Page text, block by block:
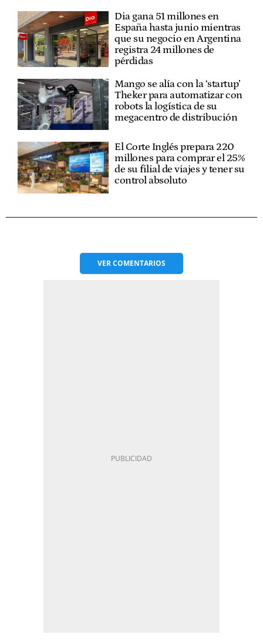
Dia gana 51 millones en
España hasta junio mientras
que su negocio en Argentina
registra 24 millones de
pérdidas
Mango se alía con la ‘startup’
Theker para automatizar con
robots la logística de su
megacentro de distribución
El Corte Inglés prepara 220
millones para comprar el 25%
de su filial de viajes y tener su
control absoluto
VERCOMENTARIOS